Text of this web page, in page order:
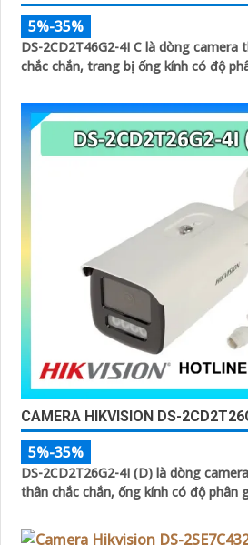
5%-35%
DS-2CD2T46G2-4I C là dòng
chắc chắn, trang bị ống kính có độ
CAMERA HIKVISION DS-
5%-35%
DS-2CD2T26G2-4I (D) là dòng
thân chắc chắn, ống kính có độ phân